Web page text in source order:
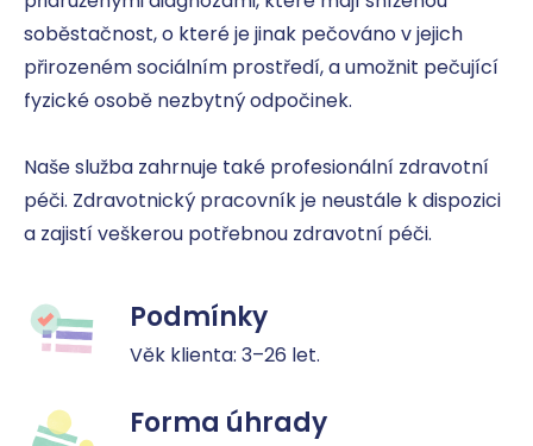
soběstačnost, o které je jinak pečováno v jejich
přirozeném sociálním prostředí, a umožnit pečující
fyzické osobě nezbytný odpočinek.
Naše služba zahrnuje také profesionální zdravotní
péči. Zdravotnický pracovník je neustále k dispozici
a zajistí veškerou potřebnou zdravotní péči.
Podmínky
Věk klienta: 3–26 let.
Forma úhrady